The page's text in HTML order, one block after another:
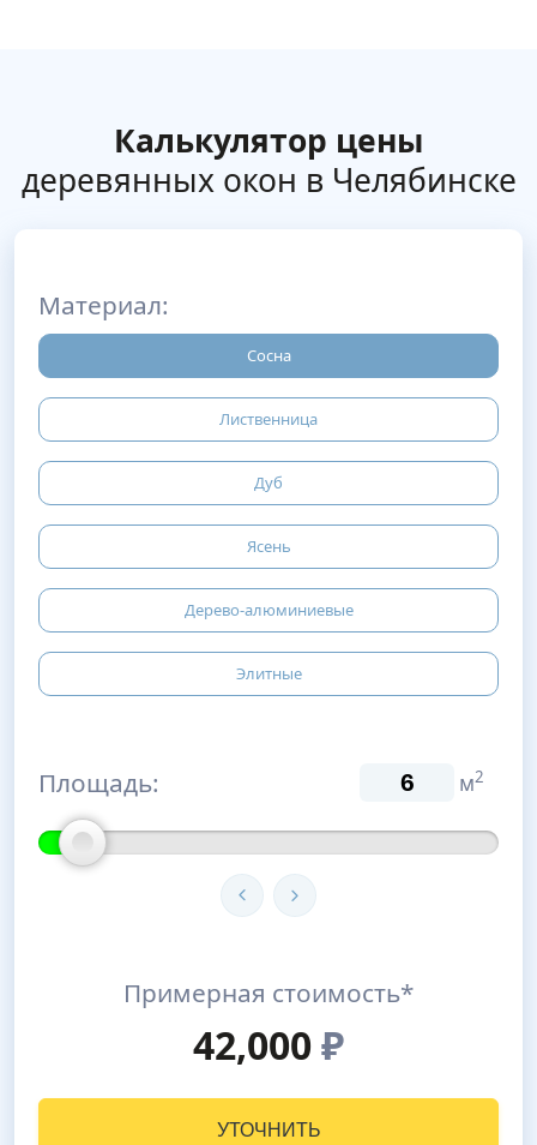
Калькулятор цены
деревянных окон в Челябинске
Материал:
Сосна
Лиственница
Дуб
Ясень
Дерево-алюминиевые
Элитные
Площадь: м2
Примерная стоимость*
42,000₽
УТОЧНИТЬ